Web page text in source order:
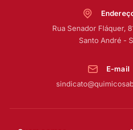
Rua Senador Fláquer,
Santo André -
E-mail